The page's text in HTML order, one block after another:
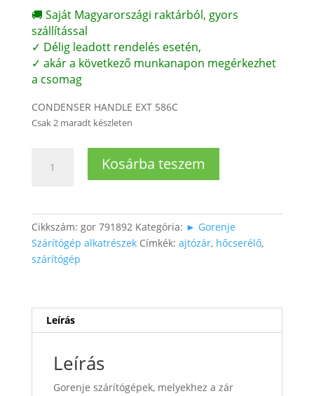
🚚 Saját Magyarországi raktárból, gyors
szállítással
✓ Délig leadott rendelés esetén,
✓ akár a következő munkanapon megérkezhet
a csomag
CONDENSER HANDLE EXT 586C
Csak 2 maradt készleten
hőcserélő
zár
(1db)
mennyiség
Kosárba teszem
Cikkszám: gor 791892 Kategória: ► Gorenje
Szárítógép alkatrészek Címkék: ajtózár, hőcserélő,
szárítógép
Leírás
Leírás
Gorenje szárítógépek, melyekhez a zár